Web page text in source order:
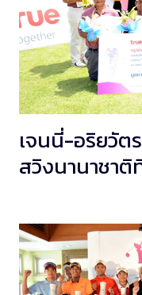
เจนนี่-อริยวัต
สวิงนานาชาติ